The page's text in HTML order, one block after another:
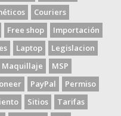
Couriers
Free shop
Importación
Laptop
Legislacion
Maquillaje
MSP
PayPal
Permiso
Sitios
Tarifas